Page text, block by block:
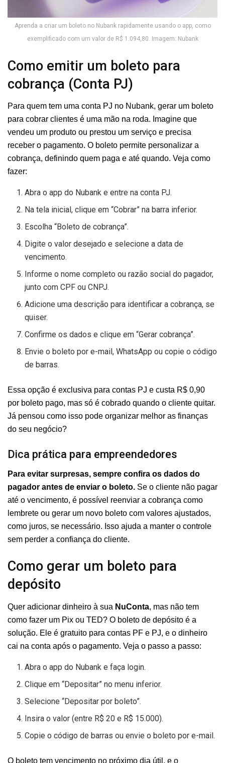
Aprenda a criar um boleto no Nubank rapidamente usando o app, como
exemplificado com um valor de R$ 1.094,80. Imagem: Nubank
Como emitir um boleto para
cobrança (Conta PJ)
Para quem tem uma conta PJ no Nubank, gerar um boleto
para cobrar clientes é uma mão na roda. Imagine que
vendeu um produto ou prestou um serviço e precisa
receber o pagamento. O boleto permite personalizar a
cobrança, definindo quem paga e até quando. Veja como
fazer:
Abra o app do Nubank e entre na conta PJ.
Na tela inicial, clique em “Cobrar” na barra inferior.
Escolha “Boleto de cobrança”.
Digite o valor desejado e selecione a data de
vencimento.
Informe o nome completo ou razão social do pagador,
junto com CPF ou CNPJ.
Adicione uma descrição para identificar a cobrança, se
quiser.
Confirme os dados e clique em “Gerar cobrança”.
Envie o boleto por e-mail, WhatsApp ou copie o código
de barras.
Essa opção é exclusiva para contas PJ e custa R$ 0,90
por boleto pago, mas só é cobrado quando o cliente quitar.
Já pensou como isso pode organizar melhor as finanças
do seu negócio?
Dica prática para empreendedores
Para evitar surpresas, sempre confira os dados do
pagador antes de enviar o boleto. Se o cliente não pagar
até o vencimento, é possível reenviar a cobrança como
lembrete ou gerar um novo boleto com valores ajustados,
como juros, se necessário. Isso ajuda a manter o controle
sem perder a confiança do cliente.
Como gerar um boleto para
depósito
Quer adicionar dinheiro à sua NuConta, mas não tem
como fazer um Pix ou TED? O boleto de depósito é a
solução. Ele é gratuito para contas PF e PJ, e o dinheiro
cai na conta após o pagamento. Veja o passo a passo:
Abra o app do Nubank e faça login.
Clique em “Depositar” no menu inferior.
Selecione “Depositar por boleto”.
Insira o valor (entre R$ 20 e R$ 15.000).
Copie o código de barras ou envie o boleto por e-mail.
O boleto tem vencimento no próximo dia útil, e o